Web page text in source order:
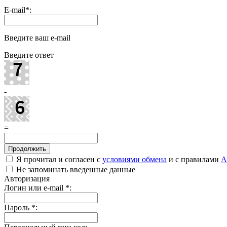
E-mail*:
Введите ваш e-mail
Введите ответ
-
=
Я прочитал и согласен с условиями обмена и с правилами
Не запоминать введенные данные
Авторизация
Логин или e-mail *:
Пароль *: